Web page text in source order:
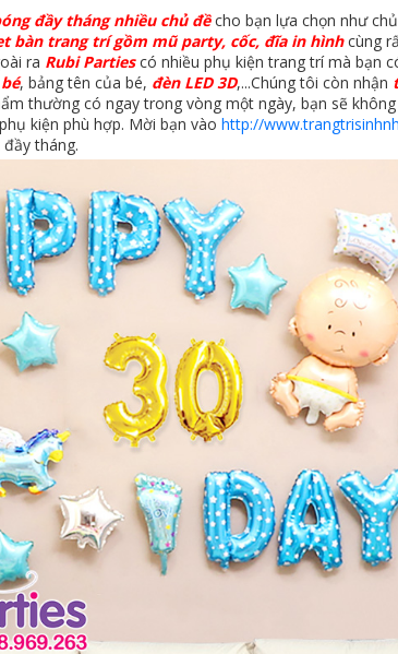
đầy tháng nhiều chủ đềcho bạn lựa chọn như
bàn trang trí gồm mũ party, cốc, đĩa in hìnhcùng
ra Rubi Partiescó nhiều phụ kiện trang trí mà bạn
, bảng tên của bé, đèn LED 3D,...Chúng tôi còn nhận
thường có ngay trong vòng một ngày, bạn sẽ
kiện phù hợp. Mời bạn vào http://
tháng.